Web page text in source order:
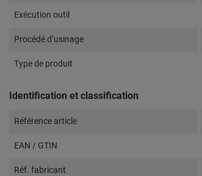
Exécution outil
Procédé d’usinage
Type de produit
Identification et classification
Référence article
EAN / GTIN
Réf. fabricant